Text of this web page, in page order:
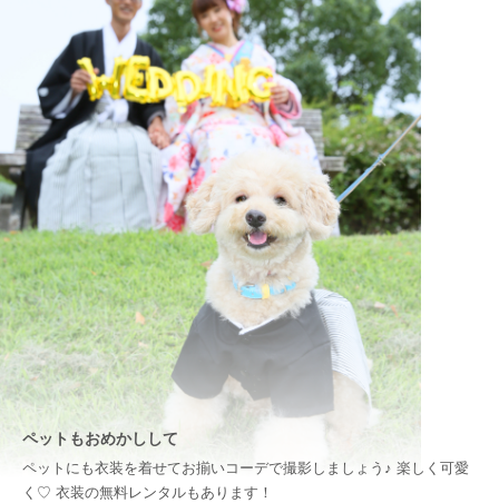
ペットもおめかしして
ペットにも衣装を着せてお揃いコーデで撮影しましょう♪ 楽しく可愛
く♡ 衣装の無料レンタルもあります！